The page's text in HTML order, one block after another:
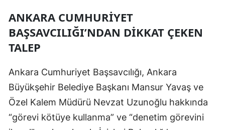
Giresun
Hakkari
Hatay
Isparta
ANKARA CUMHURIYET
BAŞSAVCILIĞI’NDAN DIKKAT ÇEKEN
TALEP
Ankara Cumhuriyet Başsavcılığı, Ankara
Büyükşehir Belediye Başkanı Mansur Yavaş ve
Özel Kalem Müdürü Nevzat Uzunoğlu hakkında
“görevi kötüye kullanma” ve “denetim görevini